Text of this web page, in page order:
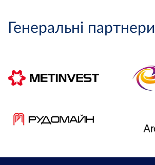
Генеральні партнери